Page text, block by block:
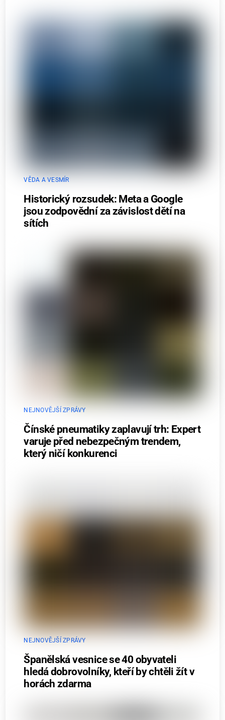
VĚDA A VESMÍR
Historický rozsudek: Meta a Google
jsou zodpovědní za závislost dětí na
sítích
NEJNOVĚJŠÍ ZPRÁVY
Čínské pneumatiky zaplavují trh: Expert
varuje před nebezpečným trendem,
který ničí konkurenci
NEJNOVĚJŠÍ ZPRÁVY
Španělská vesnice se 40 obyvateli
hledá dobrovolníky, kteří by chtěli žít v
horách zdarma